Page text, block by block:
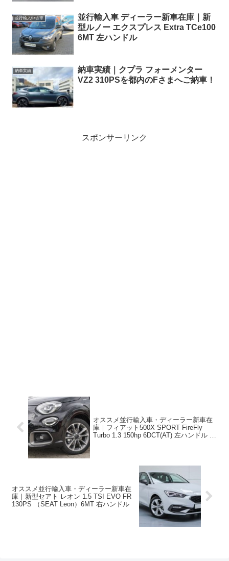
並行輸入中古車
並行輸入車 ディーラー新車在庫｜新
型ルノー エクスプレス Extra TCe100
6MT 左ハンドル
納車実績
納車実績｜クプラ フォーメンター
VZ2 310PSを都内のFさまへご納車！
スポンサーリンク
オススメ並行輸入車・ディーラー新車在
庫｜フィアット500X SPORT FireFly
Turbo 1.3 150hp 6DCT(AT) 左ハンドル ス
オススメ並行輸入車・ディーラー新車在
庫｜新型セアト レオン 1.5 TSI EVO FR
130PS （SEAT Leon）6MT 右ハンドル